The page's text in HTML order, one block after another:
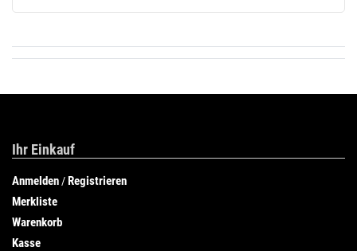
Ihr Einkauf
Anmelden /Registrieren
Merkliste
Warenkorb
Kasse